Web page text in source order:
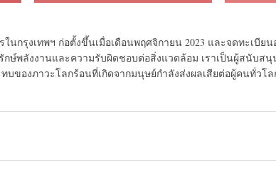
ในกรุงเทพฯ ก่อตั้งขึ้นเมื่อเดือนพฤศจิกายน 2023 และจดทะเบีย
กษ์พลังงานและความรับผิดชอบต่อสิ่งแวดล้อม เราเป็นผู้สนับสนุ
บของภาวะโลกร้อนที่เกิดจากมนุษย์กําลังส่งผลเสียต่อผู้คนทั่วโ